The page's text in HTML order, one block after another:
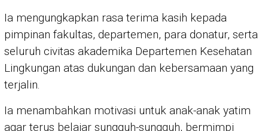
Ia mengungkapkan rasa terima kasih kepada
pimpinan fakultas, departemen, para donatur, serta
seluruh civitas akademika Departemen Kesehatan
Lingkungan atas dukungan dan kebersamaan yang
terjalin.
Ia menambahkan motivasi untuk anak-anak yatim
agar terus belajar sungguh-sungguh, bermimpi